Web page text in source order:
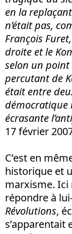
en la
n’était pas,
François
droite et le
selon un
percutant de
était entre
démocratique
écrasante
17 février
C’est en
historique et
marxisme. Ici
répondre à
Révolutions,
s’apparentait